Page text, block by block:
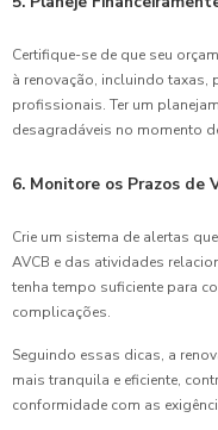
Certifique-se de que seu
à renovação, incluindo taxas,
profissionais. Ter um
desagradáveis no momento
6. Monitore os Prazos de
Crie um sistema de alertas
AVCB e das atividades
tenha tempo suficiente para
complicações.
Seguindo essas dicas, a
mais tranquila e eficiente,
conformidade com as